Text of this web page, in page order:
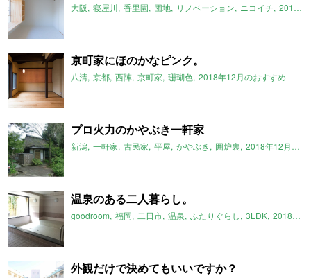
大阪 寝屋川 香里園 団地 リノベーション ニコイチ 2018年12月のおすすめ
京町家にほのかなピンク。
八清 京都 西陣 京町家 珊瑚色 2018年12月のおすすめ
プロ火力のかやぶき一軒家
新潟 一軒家 古民家 平屋 かやぶき 囲炉裏 2018年12月のおすすめ
温泉のある二人暮らし。
goodroom 福岡 二日市 温泉 ふたりぐらし 3LDK 2018年12月のおすすめ
外観だけで決めてもいいですか？